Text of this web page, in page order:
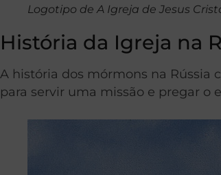
Logotipo de A Igreja de Jesus
História da Igreja na
A história dos mórmons na Rússia
para servir uma missão e pregar o